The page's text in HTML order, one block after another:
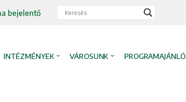
bejelentő
INTÉZMÉNYEK VÁROSUNK PROGRAMAJÁNLÓ